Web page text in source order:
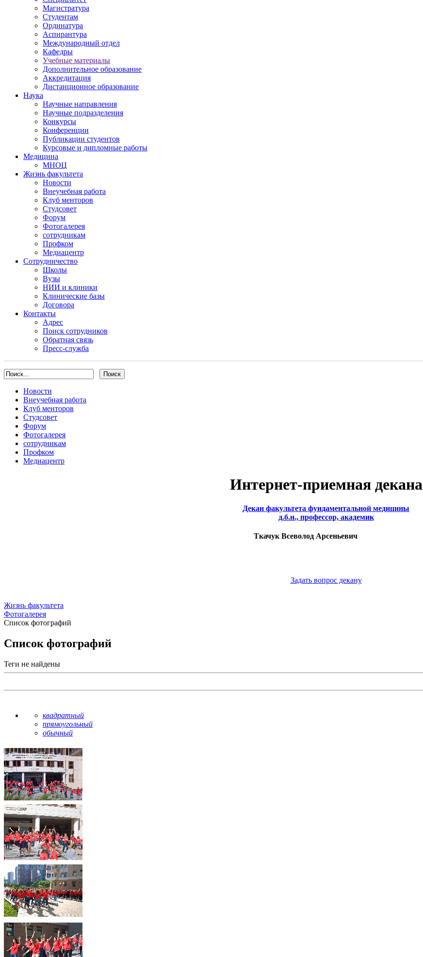
Магистратура
Студентам
Ординатура
Аспирантура
Международный отдел
Кафедры
Учебные материалы
Дополнительное образование
Аккредитация
Дистанционное образование
Наука
Научные направления
Научные подразделения
Конкурсы
Конференции
Публикации студентов
Курсовые и дипломные работы
Медицина
МНОЦ
Жизнь факультета
Новости
Внеучебная работа
Клуб менторов
Студсовет
Форум
Фотогалерея
сотрудникам
Профком
Медиацентр
Сотрудничество
Школы
Вузы
НИИ и клиники
Клинические базы
Договора
Контакты
Адрес
Поиск сотрудников
Обратная связь
Пресс-служба
Новости
Внеучебная работа
Клуб менторов
Студсовет
Форум
Фотогалерея
сотрудникам
Профком
Медиацентр
Интернет-приемная декана
Декан факультета фундаментальной медицины
д.б.н., профессор, академик
Ткачук Всеволод Арсеньевич
Задать вопрос декану
Жизнь факультета
Фотогалерея
Список фотографий
Список фотографий
Теги не найдены
квадратный
прямоугольный
обычный